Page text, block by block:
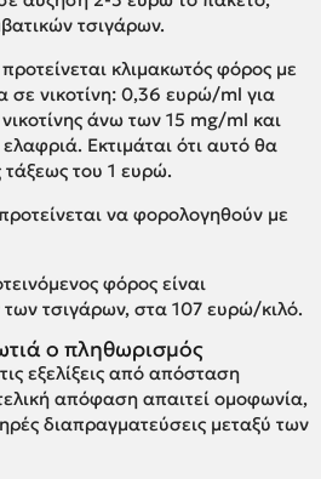
τσιγάρων.
κλιμακωτός φόρος με
σε νικοτίνη: 0,36 ευρώ/ml για
άνω των 15 mg/ml και
Εκτιμάται ότι αυτό θα
του 1 ευρώ.
να φορολογηθούν με
φόρος είναι
τσιγάρων, στα 107 ευρώ/κιλό.
ο πληθωρισμός
εξελίξεις από απόσταση
απόφαση απαιτεί ομοφωνία,
διαπραγματεύσεις μεταξύ των